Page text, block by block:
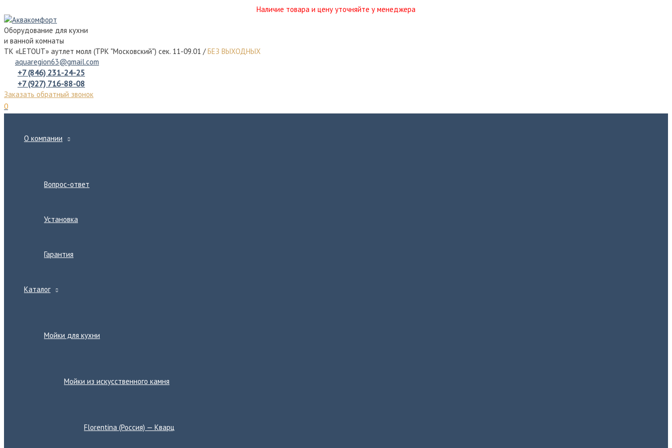
Наличие товара и цену уточняйте у менеджера
Перейти
к
содержимому
Оборудование для кухни
и ванной комнаты
ТК «LETOUT» аутлет молл (ТРК "Московский") сек. 11-09.01 /БЕЗ ВЫХОДНЫХ
aquaregion63@gmail.com
+7 (846) 231-24-25
+7 (927) 716-88-08
Заказать обратный звонок
0
О компании
Вопрос-ответ
Установка
Гарантия
Каталог
Мойки для кухни
Мойки из искусственного камня
Florentina (Россия) — Кварц